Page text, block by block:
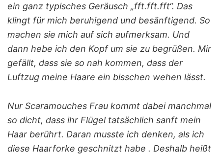
ein ganz typisches Geräusch „fft.fft.fft“. Das
klingt für mich beruhigend und besänftigend. So
machen sie mich auf sich aufmerksam. Und
dann hebe ich den Kopf um sie zu begrüßen. Mir
gefällt, dass sie so nah kommen, dass der
Luftzug meine Haare ein bisschen wehen lässt.
Nur Scaramouches Frau kommt dabei manchmal
so dicht, dass ihr Flügel tatsächlich sanft mein
Haar berührt. Daran musste ich denken, als ich
diese Haarforke geschnitzt habe . Deshalb heißt